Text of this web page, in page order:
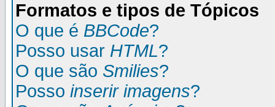
Formatos e tipos de Tópicos
O que é BBCode?
Posso usar HTML?
O que são Smilies?
Posso inserir imagens?